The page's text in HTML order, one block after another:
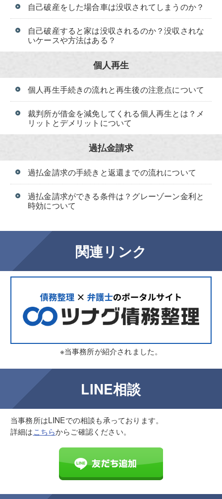
自己破産をした場合車は没収されてしまうのか？
自己破産すると家は没収されるのか？没収されな
いケースや方法はある？
個人再生
個人再生手続きの流れと再生後の注意点について
裁判所が借金を減免してくれる個人再生とは？メ
リットとデメリットについて
過払金請求
過払金請求の手続きと返還までの流れについて
過払金請求ができる条件は？グレーゾーン金利と
時効について
関連リンク
※当事務所が紹介されました。
LINE相談
当事務所はLINEでの相談も承っております。
詳細はこちらからご確認ください。